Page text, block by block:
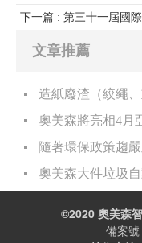
文章推薦
造紙廢渣（絞繩、重
奧美森將亮相4月亞
隨著環保政策趨嚴及生產的發
奧美森大件垃圾
©2020 奧美森
備案號